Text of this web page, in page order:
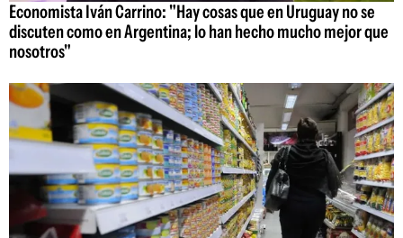
Economista Iván Carrino: "Hay cosas que en Uruguay no se
discuten como en Argentina; lo han hecho mucho mejor que
nosotros"